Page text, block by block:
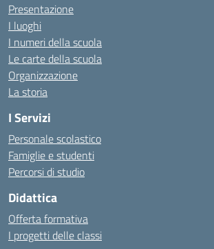
Presentazione
I luoghi
I numeri della scuola
Le carte della scuola
Organizzazione
La storia
I Servizi
Personale scolastico
Famiglie e studenti
Percorsi di studio
Didattica
Offerta formativa
I progetti delle classi